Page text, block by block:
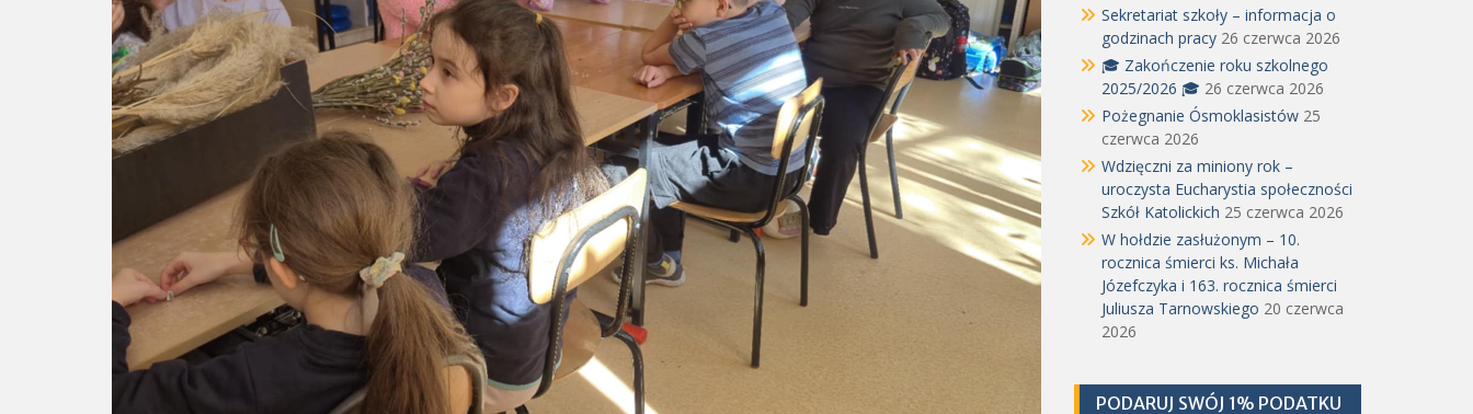
Sekretariat szkoły – informacja o
godzinach pracy 26 czerwca 2026
🎓 Zakończenie roku szkolnego
2025/2026 🎓 26 czerwca 2026
Pożegnanie Ósmoklasistów 25
czerwca 2026
Wdzięczni za miniony rok –
uroczysta Eucharystia społeczności
Szkół Katolickich 25 czerwca 2026
W hołdzie zasłużonym – 10.
rocznica śmierci ks. Michała
Józefczyka i 163. rocznica śmierci
Juliusza Tarnowskiego 20 czerwca
2026
PODARUJ SWÓJ 1% PODATKU